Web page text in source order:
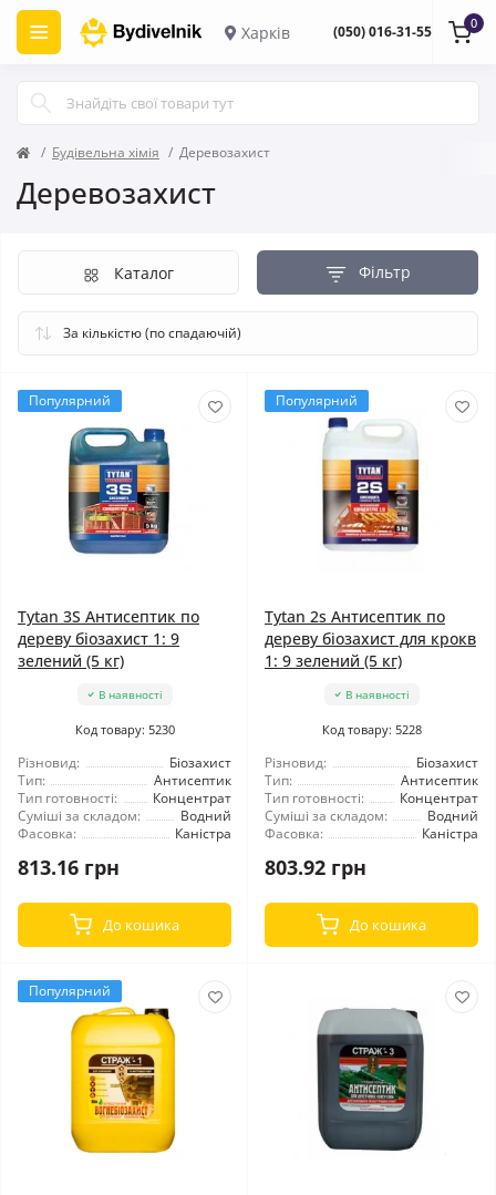
Харків (050) 016-31-55 0
Будівельна хімія Деревозахист
Деревозахист
Фільтр
Каталог
Популярний
Tytan 3S Антисептик по
дереву біозахист 1: 9
зелений (5 кг)
В наявності
Код товару: 5230
Різновид:
Біозахист
Тип:
Антисептик
Тип готовності:
Концентрат
Суміші за складом:
Водний
Фасовка:
Каністра
813.16 грн
До кошика
Популярний
Tytan 2s Антисептик по
дереву біозахист для крокв
1: 9 зелений (5 кг)
В наявності
Код товару: 5228
Різновид:
Біозахист
Тип:
Антисептик
Тип готовності:
Концентрат
Суміші за складом:
Водний
Фасовка:
Каністра
803.92 грн
До кошика
Популярний